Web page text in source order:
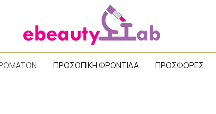
ΠΡΟΣΩΠΙΚΗ ΦΡΟΝΤΙΔΑ ΠΡΟΣΦΟΡΕΣ